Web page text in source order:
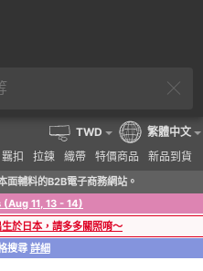
羈扣 拉鍊 織帶 特價商品 新品到貨
TWD 繁體中文
輔料的B2B電子商務網站。
11, 13 - 14)
於日本，請多多關照唷～
搜尋 詳細